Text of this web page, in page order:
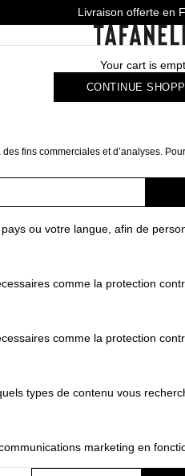
Livraison offerte en
TAFANELLI
Your cart is
CONTINUE
fins commerciales et d’analyses.
ou votre langue, afin de
comme la protection
comme la protection
types de contenu vous
marketing en